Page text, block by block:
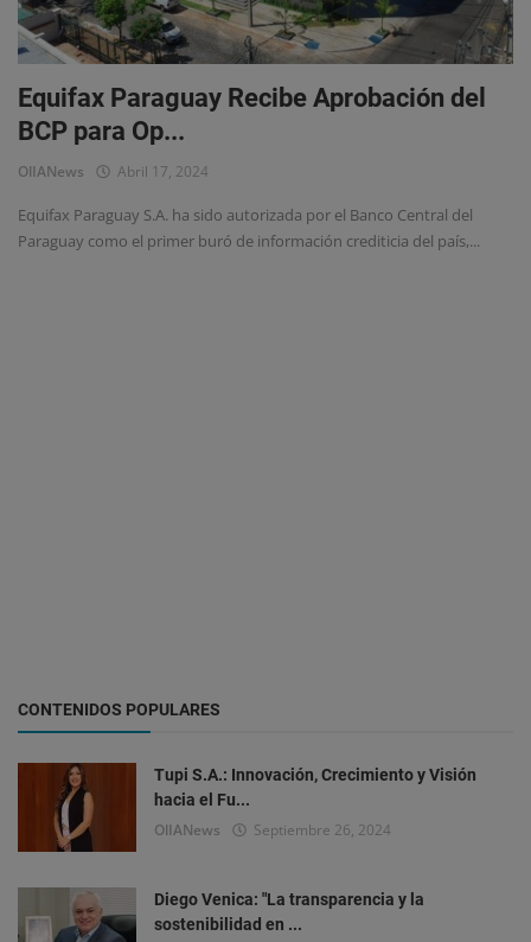
Eventos
Equifax Paraguay Recibe Aprobación del
BCP para Op...
OlIANews Abril 17, 2024
Equifax Paraguay S.A. ha sido autorizada por el Banco Central del
Paraguay como el primer buró de información crediticia del país,...
CONTENIDOS POPULARES
Tupi S.A.: Innovación, Crecimiento y Visión
hacia el Fu...
OlIANews Septiembre 26, 2024
Diego Venica: "La transparencia y la
sostenibilidad en ...